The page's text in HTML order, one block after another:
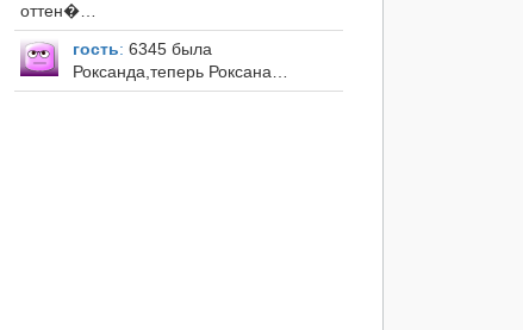
оттен�…
гость: 6345 была
Роксанда,теперь Роксана…